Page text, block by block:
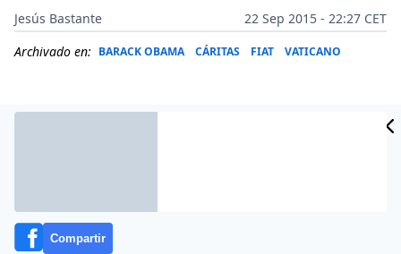
Jesús Bastante
22 Sep 2015 - 22:27 CET
Archivado en: BARACK OBAMA CÁRITAS FIAT VATICANO
Compartir